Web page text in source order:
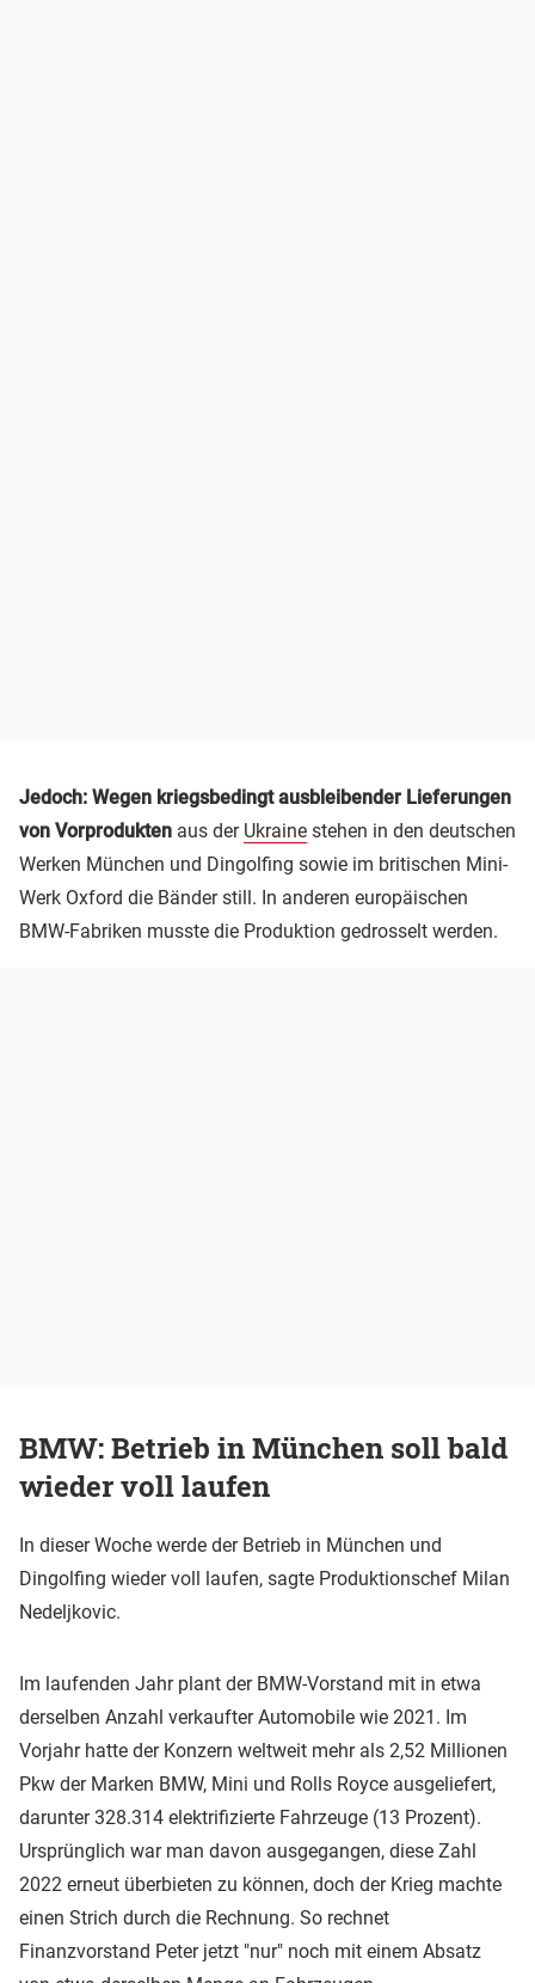
Jedoch: Wegen kriegsbedingt ausbleibender Lieferungen
von Vorprodukten aus der Ukraine stehen in den deutschen
Werken München und Dingolfing sowie im britischen Mini-
Werk Oxford die Bänder still. In anderen europäischen
BMW-Fabriken musste die Produktion gedrosselt werden.
BMW: Betrieb in München soll bald
wieder voll laufen
In dieser Woche werde der Betrieb in München und
Dingolfing wieder voll laufen, sagte Produktionschef Milan
Nedeljkovic.
Im laufenden Jahr plant der BMW-Vorstand mit in etwa
derselben Anzahl verkaufter Automobile wie 2021. Im
Vorjahr hatte der Konzern weltweit mehr als 2,52 Millionen
Pkw der Marken BMW, Mini und Rolls Royce ausgeliefert,
darunter 328.314 elektrifizierte Fahrzeuge (13 Prozent).
Ursprünglich war man davon ausgegangen, diese Zahl
2022 erneut überbieten zu können, doch der Krieg machte
einen Strich durch die Rechnung. So rechnet
Finanzvorstand Peter jetzt "nur" noch mit einem Absatz